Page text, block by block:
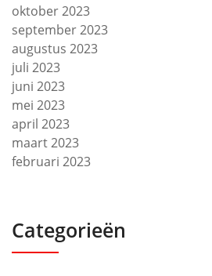
oktober 2023
september 2023
augustus 2023
juli 2023
juni 2023
mei 2023
april 2023
maart 2023
februari 2023
Categorieën